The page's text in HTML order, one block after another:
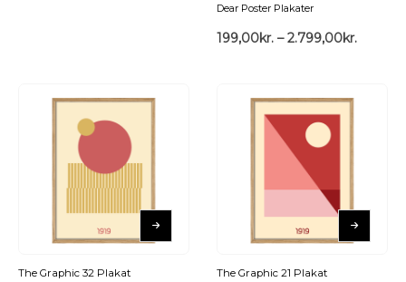
Dear Poster Plakater
199,00kr. – 2.799,00kr.
The Graphic 32 Plakat The Graphic 21 Plakat